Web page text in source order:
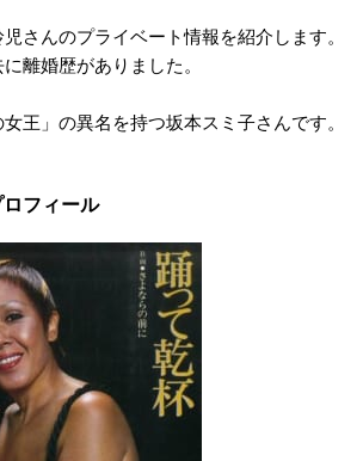
さんのプライベート情報を紹介します。
離婚歴がありました。
王」の異名を持つ坂本スミ子さんです。
フィール